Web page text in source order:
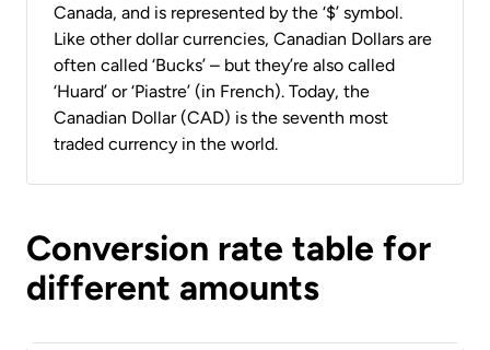
Canada, and is represented by the ‘$’ symbol.
Like other dollar currencies, Canadian Dollars are
often called ‘Bucks’ – but they’re also called
‘Huard’ or ‘Piastre’ (in French). Today, the
Canadian Dollar (CAD) is the seventh most
traded currency in the world.
Conversion rate table for
different amounts